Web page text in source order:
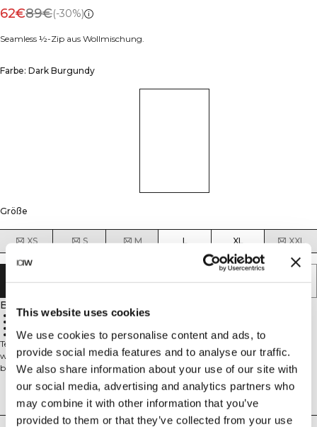
This website uses cookies
We use cookies to personalise content and ads, to
provide social media features and to analyse our traffic.
We also share information about your use of our site with
our social media, advertising and analytics partners who
may combine it with other information that you’ve
provided to them or that they’ve collected from your use
62€89€(-30%)
Seamless ½-Zip aus Wollmischung.
Farbe: Dark Burgundy
Größe
XS S M L XL XXL
IN DEN WARENKORB LEGEN
Beschreibung
Nahtlose Wollmischung
Athlétische Passform
Teil der Wool Seamless Kollektion vereint der Define Wool 1/2 Zip ein weiches,
wärmendes Tragegefühl mit einer athletischen Passform, die sich mit dir
bewegt. Die nahtlose Konstruktion sorgt für Komfort und Flexibilität,
während der 1/2-Reißverschluss und der Kragen ihn perfekt zum Layern an
kälteren Tagen machen. Zusätzliche Features wie Daumenlöcher sorgen für
Funktionalität. Gefertigt aus einer hochwertigen Mischung aus Polyester,
Lyocell, Wolle, Polyamid und Elastan.
Technical Aspects